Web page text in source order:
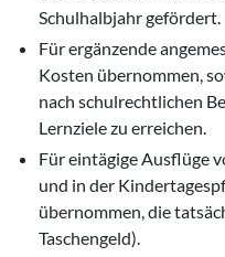
Schulhalbjahr gefördert.
Für ergänzende
Kosten übernommen,
nach schulrechtlichen
Lernziele zu erreichen.
Für eintägige Ausflüge
und in der
übernommen, die
Taschengeld).